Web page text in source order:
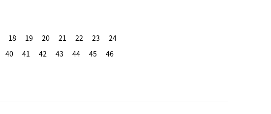
18 19 20 21 22 23
24
40 41 42 43 44 45
46